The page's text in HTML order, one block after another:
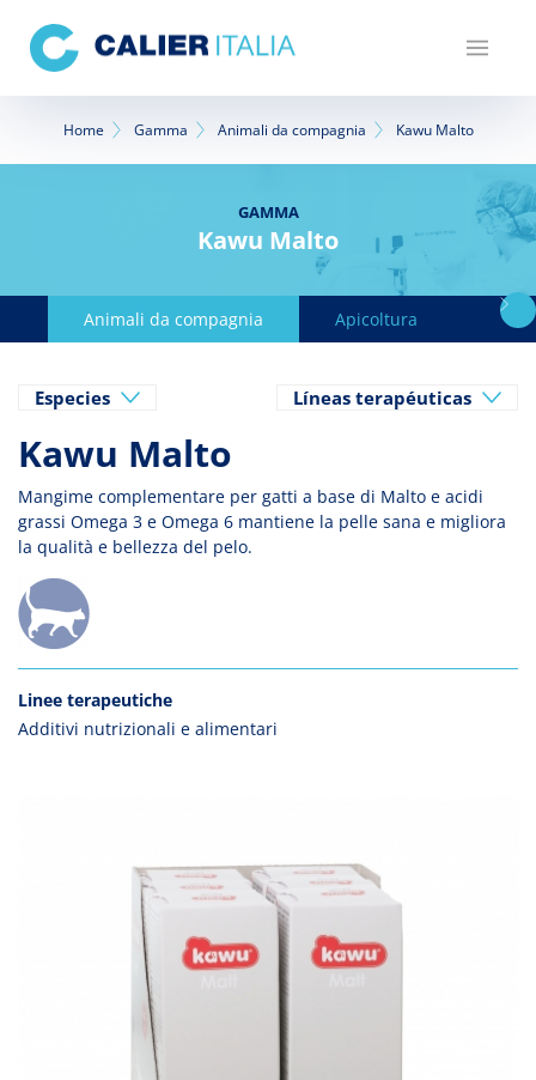
contenuto
principale
Briciole
di
Home Gamma Animali da compagnia Kawu Malto
GAMMA
Kawu Malto
Animali da compagnia Apicoltura
Especies Líneas terapéuticas
Kawu Malto
Mangime complementare per gatti a base di Malto e acidi
grassi Omega 3 e Omega 6 mantiene la pelle sana e migliora
la qualità e bellezza del pelo.
Linee terapeutiche
Additivi nutrizionali e alimentari